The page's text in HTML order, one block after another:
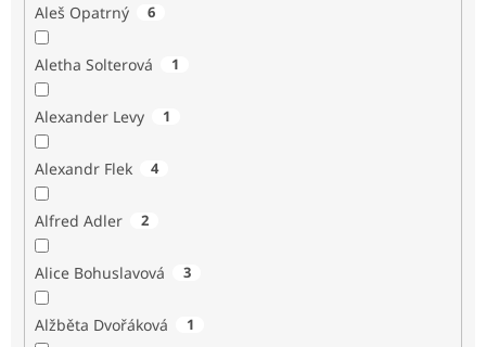
Aleš Opatrný 6
Aletha Solterová 1
Alexander Levy 1
Alexandr Flek 4
Alfred Adler 2
Alice Bohuslavová 3
Alžběta Dvořáková 1